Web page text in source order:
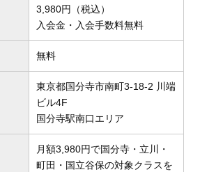
3,980円（税込）
入会金・入会手数料無料
無料
東京都国分寺市南町3-18-2 川端
ビル4F
国分寺駅南口エリア
月額3,980円で国分寺・立川・
町田・国立谷保の対象クラスを